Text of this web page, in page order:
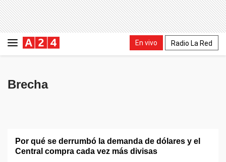
En vivo Radio La Red
Brecha
Por qué se derrumbó la demanda de dólares y el
Central compra cada vez más divisas